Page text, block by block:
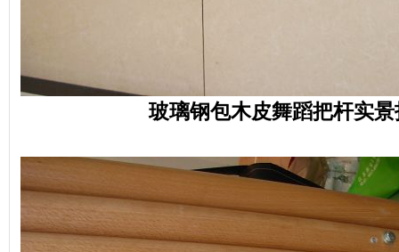
玻璃钢包木皮舞蹈把杆实